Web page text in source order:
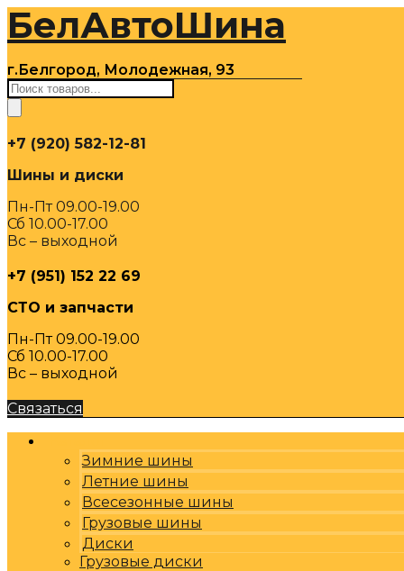
Перейти
содержимому
БелАвтоШина
г.Белгород, Молодежная, 93
Поиск
товаров
+7 (920) 582-12-81
Шины и диски
Пн-Пт 09.00-19.00
Сб 10.00-17.00
Вс – выходной
+7 (951) 152 22 69
СТО и запчасти
Пн-Пт 09.00-19.00
Сб 10.00-17.00
Вс – выходной
Связаться
Зимние шины
Летние шины
Всесезонные шины
Грузовые шины
Диски
Грузовые диски